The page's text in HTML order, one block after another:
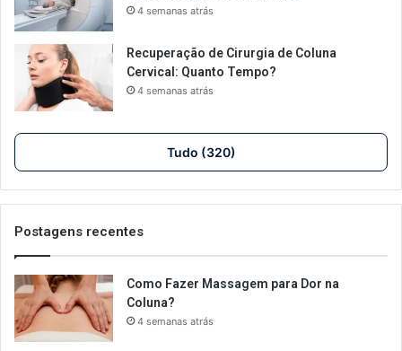
4 semanas atrás
Recuperação de Cirurgia de Coluna
Cervical: Quanto Tempo?
4 semanas atrás
Tudo (320)
Postagens recentes
Como Fazer Massagem para Dor na
Coluna?
4 semanas atrás